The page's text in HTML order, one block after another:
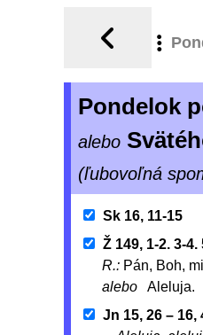
Pondelok
alebo
(ľubovoľná
Sk 16, 11-15
Ž 149, 1-2. 3-4.
R.: Pán, Boh,
alebo
Aleluja.
Jn 15, 26 – 16,